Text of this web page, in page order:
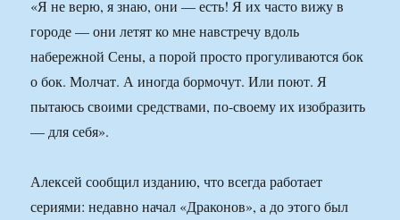
«Я не верю, я знаю, они — есть! Я их часто вижу в
городе — они летят ко мне навстречу вдоль
набережной Сены, а порой просто прогуливаются бок
о бок. Молчат. А иногда бормочут. Или поют. Я
пытаюсь своими средствами, по-своему их изобразить
— для себя».
Алексей сообщил изданию, что всегда работает
сериями: недавно начал «Драконов», а до этого был